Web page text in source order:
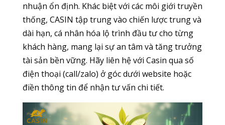
nhuận ổn định. Khác biệt với các môi giới truyền
thống, CASIN tập trung vào chiến lược trung và
dài hạn, cá nhân hóa lộ trình đầu tư cho từng
khách hàng, mang lại sự an tâm và tăng trưởng
tài sản bền vững. Hãy liên hệ với Casin qua số
điện thoại (call/zalo) ở góc dưới website hoặc
điền thông tin để nhận tư vấn chi tiết.